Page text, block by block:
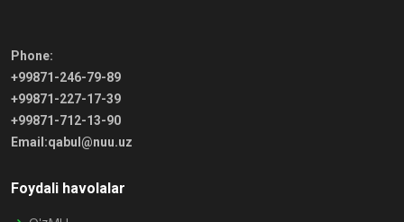
Phone:
+99871-246-79-89
+99871-227-17-39
+99871-712-13-90
Email:qabul@nuu.uz
Foydali havolalar